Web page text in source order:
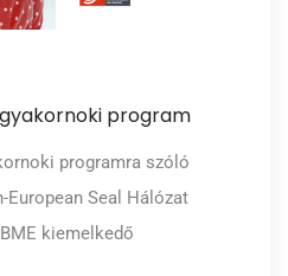
program
programra szóló
Seal Hálózat
kiemelkedő